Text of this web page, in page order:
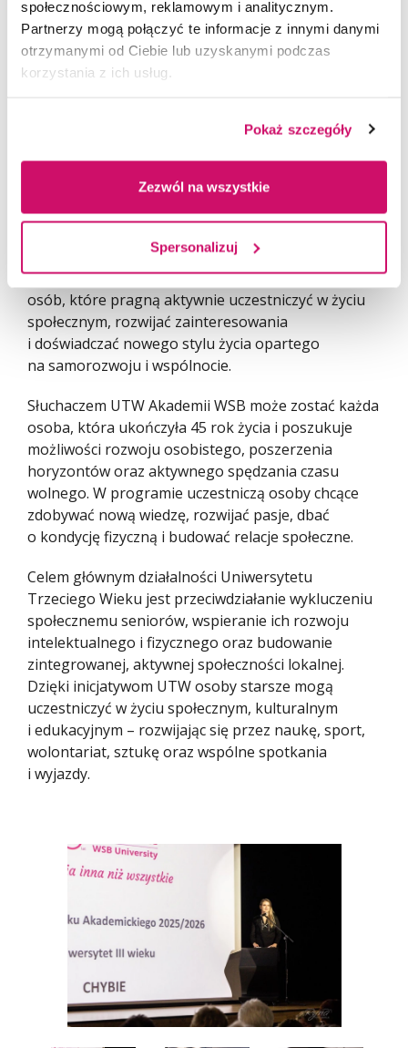
społecznościowym, reklamowym i analitycznym.
Partnerzy mogą połączyć te informacje z innymi danymi
otrzymanymi od Ciebie lub uzyskanymi podczas
korzystania z ich usług.
Pokaż szczegóły
Zezwól na wszystkie
Spersonalizuj
Uniwersytety Trzeciego Wieku Akademii WSB to
program edukacyjny skierowany głównie do osób
w tzw. „srebrnym wieku”, czyli osób 45+, który od
Górniczej i obecnie obejmuje swoim zasięgiem wiele
intelektualnej, społecznej i fizycznej osób starszych
poprzez szeroką ofertę zajęć oraz sprzyjanie
integracji i rozwojowi osobistemu.
Program powstał jako odpowiedź na potrzeby
osób, które pragną aktywnie uczestniczyć w życiu
społecznym, rozwijać zainteresowania
i doświadczać nowego stylu życia opartego
na samorozwoju i wspólnocie.
Słuchaczem UTW Akademii WSB może zostać każda
osoba, która ukończyła 45 rok życia i poszukuje
możliwości rozwoju osobistego, poszerzenia
horyzontów oraz aktywnego spędzania czasu
wolnego. W programie uczestniczą osoby chcące
zdobywać nową wiedzę, rozwijać pasje, dbać
o kondycję fizyczną i budować relacje społeczne.
Celem głównym działalności Uniwersytetu
Trzeciego Wieku jest przeciwdziałanie wykluczeniu
społecznemu seniorów, wspieranie ich rozwoju
intelektualnego i fizycznego oraz budowanie
zintegrowanej, aktywnej społeczności lokalnej.
Dzięki inicjatywom UTW osoby starsze mogą
uczestniczyć w życiu społecznym, kulturalnym
i edukacyjnym – rozwijając się przez naukę, sport,
wolontariat, sztukę oraz wspólne spotkania
i wyjazdy.